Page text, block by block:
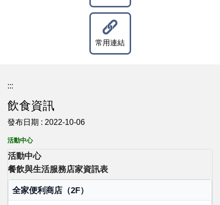
常用連結
:::
飲食資訊
發布日期 : 2022-10-06
活動中心
活動中心
餐飲與生活服務店家資訊表
店家名稱
全家便利商店（2F）